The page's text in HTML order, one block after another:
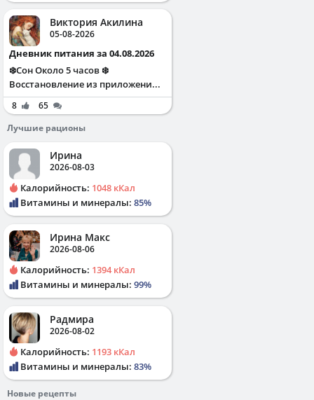
Виктория Акилина
05-08-2026
Дневник питания за 04.08.2026
❄️Сон Около 5 часов ❄️
Восстановление из приложени...
8
65
Лучшие рационы
Ирина
2026-08-03
Калорийность: 1048 кКал
Витамины и минералы: 85%
Ирина Макс
2026-08-06
Калорийность: 1394 кКал
Витамины и минералы: 99%
Радмира
2026-08-02
Калорийность: 1193 кКал
Витамины и минералы: 83%
Новые рецепты